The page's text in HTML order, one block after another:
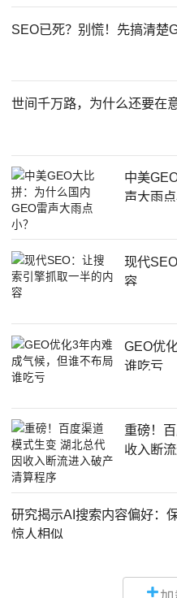
SEO已死？别慌！先搞清楚
世间千万路，为什么还要在
中美
声大雨点
现代
容
GEO优
谁吃亏
重磅！
收入断
研究揭示AI搜索内容偏好：
惊人相似